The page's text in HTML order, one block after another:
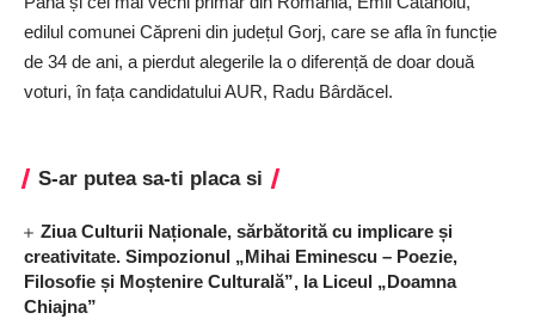
edilul comunei Căpreni din județul Gorj, care se afla în funcție
de 34 de ani, a pierdut alegerile la o diferență de doar două
voturi, în fața candidatului AUR, Radu Bârdăcel.
S-ar putea sa-ti placa si
Ziua Culturii Naționale, sărbătorită cu implicare și
creativitate. Simpozionul „Mihai Eminescu – Poezie,
Filosofie și Moștenire Culturală”, la Liceul „Doamna
Chiajna”